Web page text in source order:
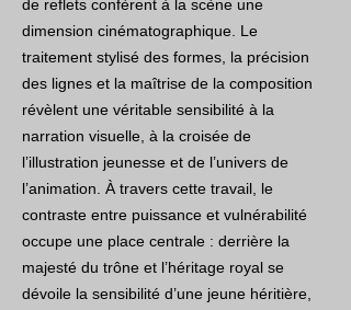
de reflets confèrent à la scène une
dimension cinématographique. Le
traitement stylisé des formes, la précision
des lignes et la maîtrise de la composition
révèlent une véritable sensibilité à la
narration visuelle, à la croisée de
l’illustration jeunesse et de l’univers de
l’animation. À travers cette travail, le
contraste entre puissance et vulnérabilité
occupe une place centrale : derrière la
majesté du trône et l’héritage royal se
dévoile la sensibilité d’une jeune héritière,